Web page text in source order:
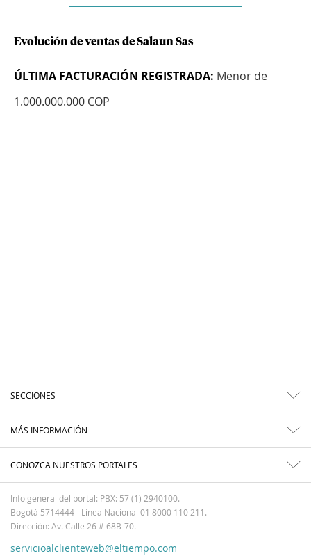
Evolución de ventas de Salaun Sas
ÚLTIMA FACTURACIÓN REGISTRADA: Menor de
1.000.000.000 COP
SECCIONES
MÁS INFORMACIÓN
CONOZCA NUESTROS PORTALES
Info general del portal: PBX: 57 (1) 2940100.
Bogotá 5714444 - Línea Nacional 01 8000 110 211.
Dirección: Av. Calle 26 # 68B-70.
servicioalclienteweb@eltiempo.com